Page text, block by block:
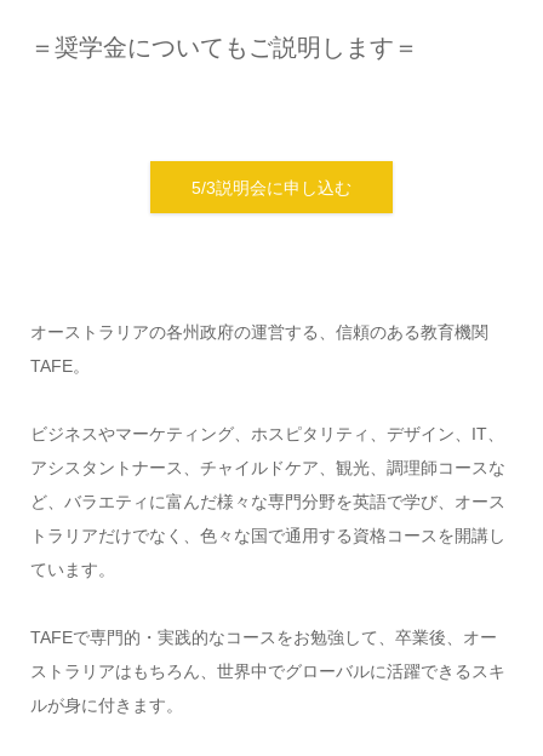
＝奨学金についてもご説明します＝
5/3説明会に申し込む
オーストラリアの各州政府の運営する、信頼のある教育機関
TAFE。
ビジネスやマーケティング、ホスピタリティ、デザイン、IT、
アシスタントナース、チャイルドケア、観光、調理師コースな
ど、バラエティに富んだ様々な専門分野を英語で学び、オース
トラリアだけでなく、色々な国で通用する資格コースを開講し
ています。
TAFEで専門的・実践的なコースをお勉強して、卒業後、オー
ストラリアはもちろん、世界中でグローバルに活躍できるスキ
ルが身に付きます。